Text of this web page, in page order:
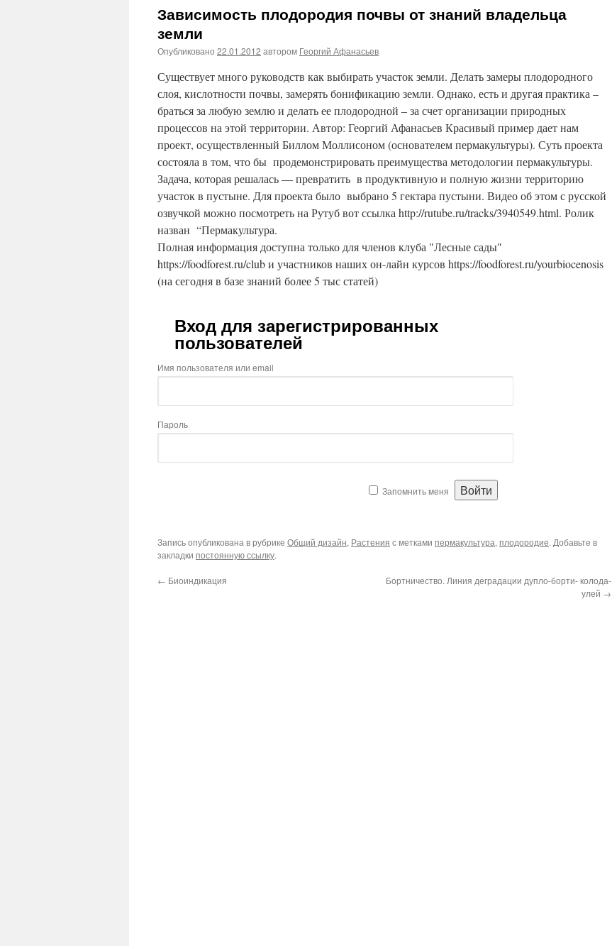
Зависимость плодородия почвы от знаний владельца
земли
Опубликовано 22.01.2012 автором Георгий Афанасьев
Существует много руководств как выбирать участок земли. Делать замеры плодородного
слоя, кислотности почвы, замерять бонификацию земли. Однако, есть и другая практика –
браться за любую землю и делать ее плодородной – за счет организации природных
процессов на этой территории. Автор: Георгий Афанасьев Красивый пример дает нам
проект, осуществленный Биллом Моллисоном (основателем пермакультуры). Суть проекта
состояла в том, что бы продемонстрировать преимущества методологии пермакультуры.
Задача, которая решалась — превратить в продуктивную и полную жизни территорию
участок в пустыне. Для проекта было выбрано 5 гектара пустыни. Видео об этом с русской
озвучкой можно посмотреть на Рутуб вот ссылка http://rutube.ru/tracks/3940549.html. Ролик
назван “Пермакультура.
Полная информация доступна только для членов клуба "Лесные сады"
https://foodforest.ru/club и участников наших он-лайн курсов https://foodforest.ru/yourbiocenosis
(на сегодня в базе знаний более 5 тыс статей)
Вход для зарегистрированных
пользователей
Имя пользователя или email
Пароль
Запомнить меня
Запись опубликована в рубрике Общий дизайн, Растения с метками пермакультура, плодородие. Добавьте в
закладки постоянную ссылку.
← Биоиндикация
Бортничество. Линия деградации дупло-борти- колода-
улей →